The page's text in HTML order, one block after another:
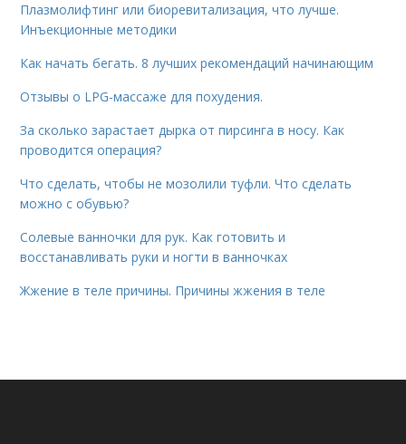
Плазмолифтинг или биоревитализация, что лучше.
Инъекционные методики
Как начать бегать. 8 лучших рекомендаций начинающим
Отзывы о LPG-массаже для похудения.
За сколько зарастает дырка от пирсинга в носу. Как
проводится операция?
Что сделать, чтобы не мозолили туфли. Что сделать
можно с обувью?
Солевые ванночки для рук. Как готовить и
восстанавливать руки и ногти в ванночках
Жжение в теле причины. Причины жжения в теле